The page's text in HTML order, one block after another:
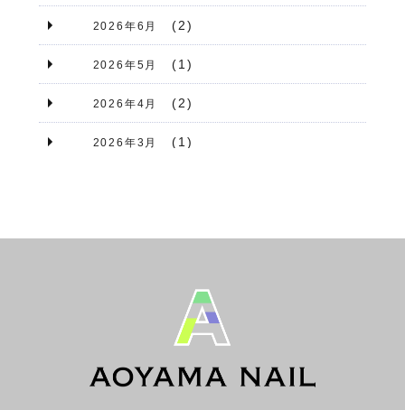
2026年6月 (2)
2026年5月 (1)
2026年4月 (2)
2026年3月 (1)
(1)
(1)
2025年9月 (1)